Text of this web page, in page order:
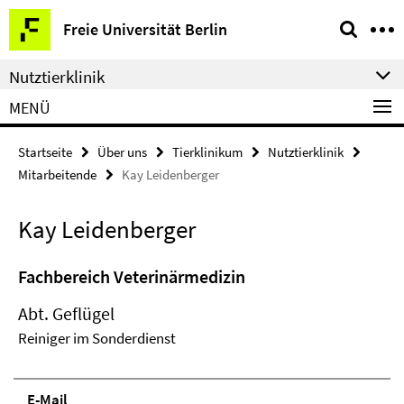
Springe
direkt
zu
Inhalt
Freie Universität Berlin
Service-
Navigation
Nutztierklinik
MENÜ
Startseite Über uns Tierklinikum
Nutztierklinik
Mitarbeitende
Kay Leidenberger
Kay Leidenberger
Fachbereich Veterinärmedizin
Abt. Geflügel
Reiniger im Sonderdienst
E-Mail